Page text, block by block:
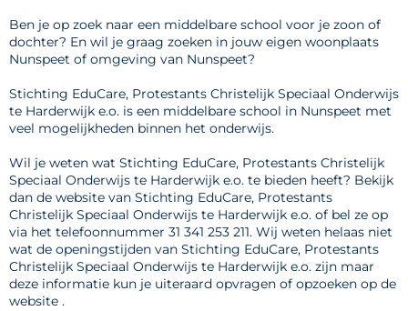
Ben je op zoek naar een middelbare school voor je zoon of
dochter? En wil je graag zoeken in jouw eigen woonplaats
Nunspeet of omgeving van Nunspeet?
Stichting EduCare, Protestants Christelijk Speciaal Onderwijs
te Harderwijk e.o. is een middelbare school in Nunspeet met
veel mogelijkheden binnen het onderwijs.
Wil je weten wat Stichting EduCare, Protestants Christelijk
Speciaal Onderwijs te Harderwijk e.o. te bieden heeft? Bekijk
dan de website van Stichting EduCare, Protestants
Christelijk Speciaal Onderwijs te Harderwijk e.o. of bel ze op
via het telefoonnummer 31 341 253 211. Wij weten helaas niet
wat de openingstijden van Stichting EduCare, Protestants
Christelijk Speciaal Onderwijs te Harderwijk e.o. zijn maar
deze informatie kun je uiteraard opvragen of opzoeken op de
website .